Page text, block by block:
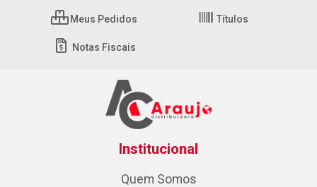
Meus Pedidos Títulos
Notas Fiscais
Institucional
Quem Somos